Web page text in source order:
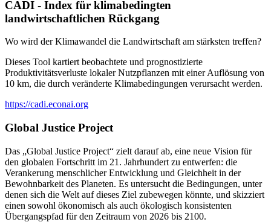
CADI - Index für klimabedingten
landwirtschaftlichen Rückgang
Wo wird der Klimawandel die Landwirtschaft am stärksten treffen?
Dieses Tool kartiert beobachtete und prognostizierte
Produktivitätsverluste lokaler Nutzpflanzen mit einer Auflösung von
10 km, die durch veränderte Klimabedingungen verursacht werden.
https://cadi.econai.org
Global Justice Project
Das „Global Justice Project“ zielt darauf ab, eine neue Vision für
den globalen Fortschritt im 21. Jahrhundert zu entwerfen: die
Verankerung menschlicher Entwicklung und Gleichheit in der
Bewohnbarkeit des Planeten. Es untersucht die Bedingungen, unter
denen sich die Welt auf dieses Ziel zubewegen könnte, und skizziert
einen sowohl ökonomisch als auch ökologisch konsistenten
Übergangspfad für den Zeitraum von 2026 bis 2100.